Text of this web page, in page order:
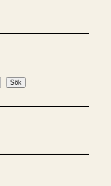
Sök